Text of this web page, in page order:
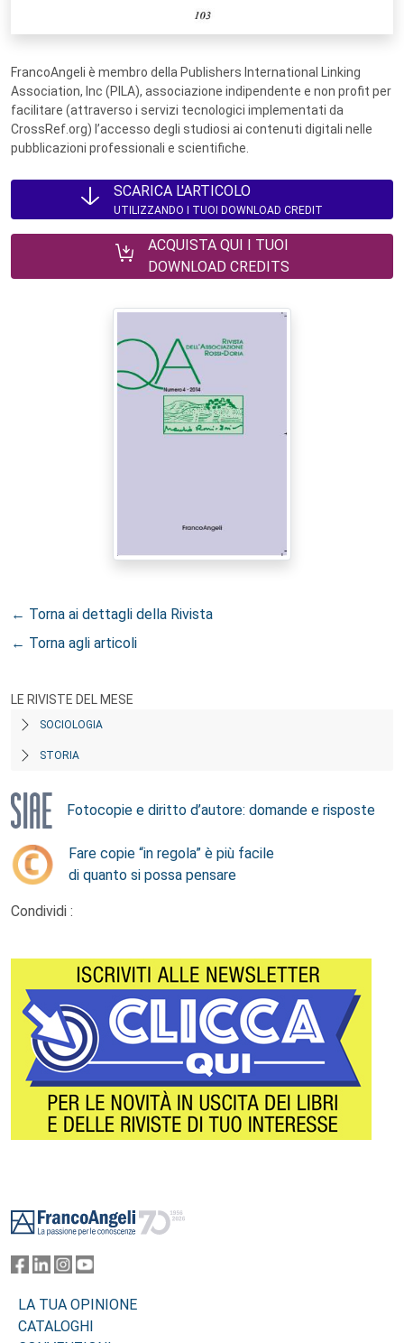
FrancoAngeli è membro della Publishers International Linking
Association, Inc (PILA), associazione indipendente e non profit per
facilitare (attraverso i servizi tecnologici implementati da
CrossRef.org) l’accesso degli studiosi ai contenuti digitali nelle
pubblicazioni professionali e scientifiche.
SCARICA L'ARTICOLO
UTILIZZANDO I TUOI DOWNLOAD CREDIT
ACQUISTA QUI I TUOI
DOWNLOAD CREDITS
← Torna ai dettagli della Rivista
← Torna agli articoli
LE RIVISTE DEL MESE
SOCIOLOGIA
STORIA
Fotocopie e diritto d’autore: domande e risposte
Fare copie “in regola” è più facile
di quanto si possa pensare
Condividi :
LA TUA OPINIONE
CATALOGHI